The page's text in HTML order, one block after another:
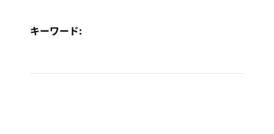
キーワード: